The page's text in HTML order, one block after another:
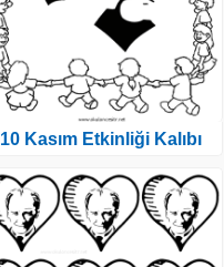
10 Kasım Etkinliği Kalıbı